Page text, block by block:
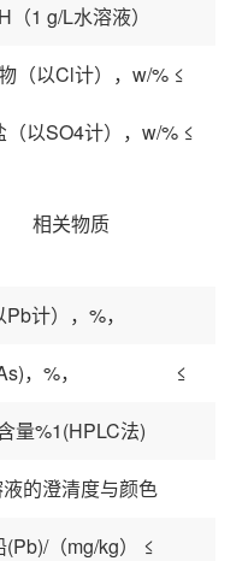
（1 g/L水溶液）
（以Cl计），w/% ≤
（以SO4计），w/% ≤
相关物质
以Pb计），%， ≤
As)，%， ≤
量%1(HPLC法)
的澄清度与颜色
(Pb)/（mg/kg） ≤